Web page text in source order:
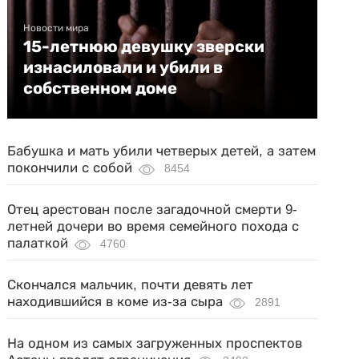
Новости мира
15-летнюю девушку зверски
изнасиловали и убили в
собственном доме
Бабушка и мать убили четверых детей, а затем
покончили с собой
8454
Отец арестован после загадочной смерти 9-
летней дочери во время семейного похода с
палаткой
4760
Скончался мальчик, почти девять лет
находившийся в коме из-за сыра
2891
На одном из самых загруженных проспектов